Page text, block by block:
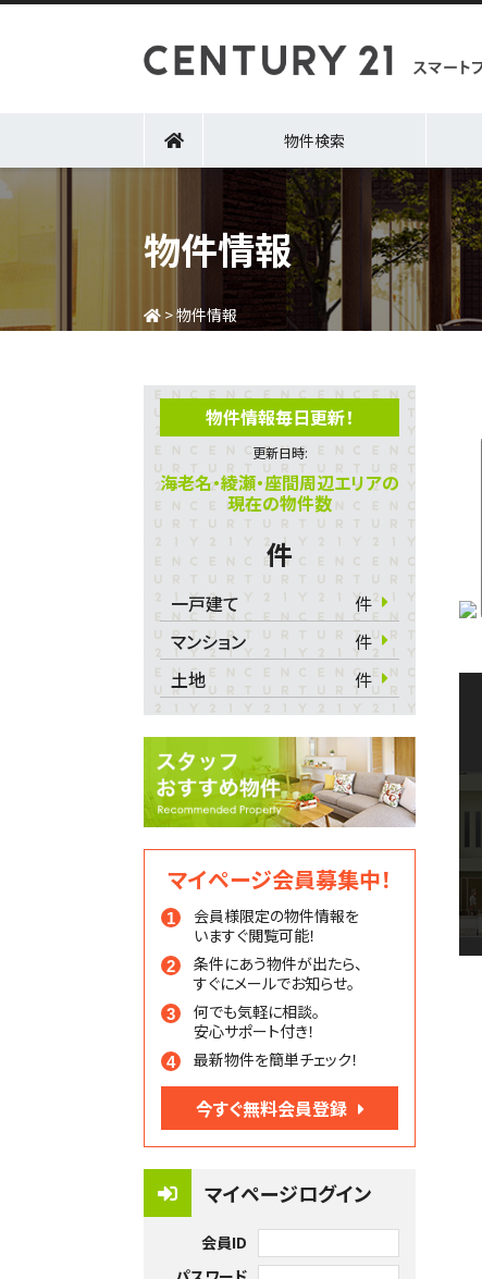
物件検索
物件情報
>物件情報
物件情報毎日更新！
更新日時:
海老名・綾瀬・座間周辺エリアの
現在の物件数
件
一戸建て
件
マンション
件
土地
件
マイページ会員募集中！
会員様限定の物件情報を
いますぐ閲覧可能！
条件にあう物件が出たら、
すぐにメールでお知らせ。
何でも気軽に相談。
安心サポート付き！
最新物件を簡単チェック！
今すぐ無料会員登録
マイページログイン
会員ID